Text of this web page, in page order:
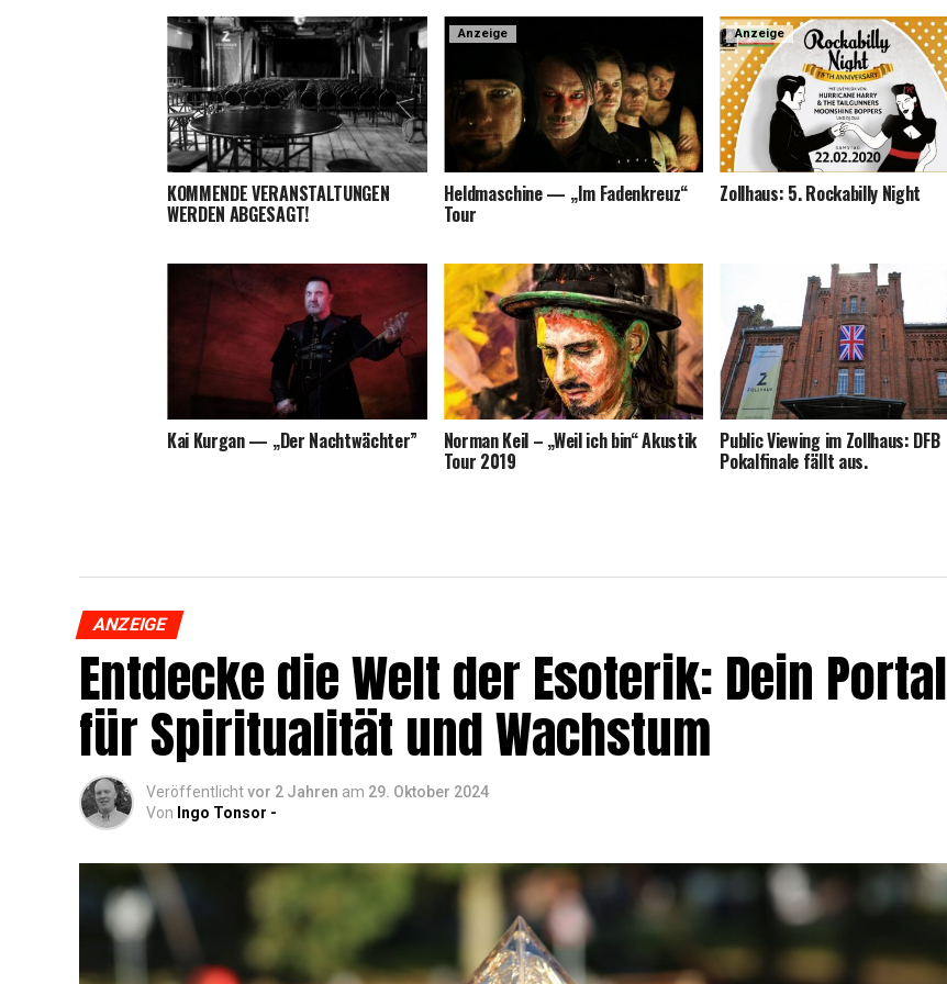
KOMMENDE VERANSTALTUNGEN
WERDEN ABGESAGT!
Anzeige
Held­ma­schi­ne — „Im Faden­kreuz“
Tour
Anzeige
Zoll­haus: 5. Rocka­bil­ly Night
Kai Kur­gan — „Der Nachtwächter” Nor­man Keil – „Weil ich bin“ Akus­tik
Tour 2019
Public Vie­w­ing im Zoll­haus: DFB
Pokal­fi­na­le fällt aus.
ANZEIGE
Ent­de­cke die Welt der Eso­te­rik: Dein Por­tal
für Spi­ri­tua­li­tät und Wachstum
Veröffentlichtvor 2 Jahren am 29. Oktober 2024
Von Ingo Tonsor -